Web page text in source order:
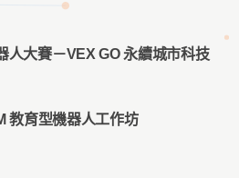
人大賽－VEX GO 永續城市科技
教育型機器人工作坊